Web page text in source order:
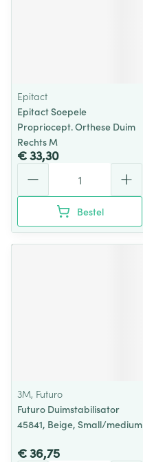
Epitact
Epitact Soepele
Propriocept. Orthese Duim
Rechts M
€ 33,30
Bestel
3M, Futuro
Futuro Duimstabilisator
45841, Beige, Small/medium
€ 36,75